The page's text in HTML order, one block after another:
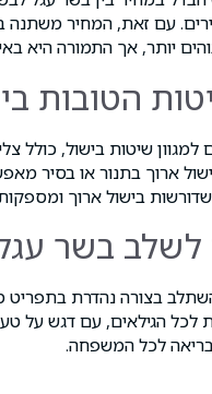
עם זאת, המחיר
יותר, אך התמורה היא
הטובות
שיטות בישול, כולל
ארוך בתנור או בסיר
בישול ארוך
לשלב בשר
בצורה נהדרת בתפריט
לכל הגילאים, עם דגש על
לכל המשפחה.